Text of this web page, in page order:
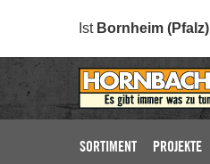
Ist Bornheim (Pfalz)
SORTIMENT PROJEKTE